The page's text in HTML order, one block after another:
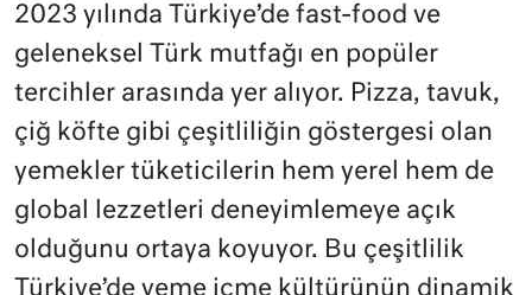
2023 yılında Türkiye’de fast-food ve
geleneksel Türk mutfağı en popüler
tercihler arasında yer alıyor. Pizza, tavuk,
çiğ köfte gibi çeşitliliğin göstergesi olan
yemekler tüketicilerin hem yerel hem de
global lezzetleri deneyimlemeye açık
olduğunu ortaya koyuyor. Bu çeşitlilik
Türkiye’de yeme içme kültürünün dinamik